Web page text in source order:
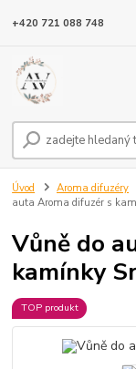
+420 721 088 748
Úvod Aroma difuzéry
auta Aroma difuzér s
Vůně do
kamínky
TOP produkt